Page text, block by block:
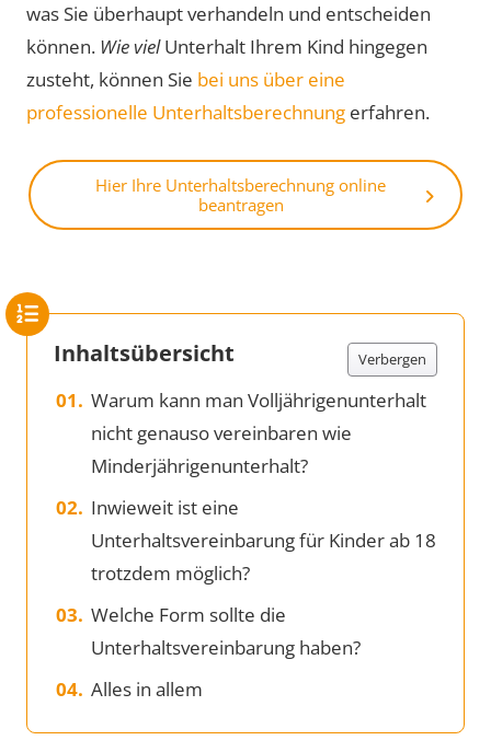
was Sie überhaupt verhandeln und entscheiden
können. Wie vielUnterhalt Ihrem Kind hingegen
zusteht, können Sie bei uns über eine
professionelle Unterhaltsberechnung erfahren.
Hier Ihre Unterhaltsberechnung online
beantragen
Inhaltsübersicht Verbergen
Warum kann man Volljährigenunterhalt
nicht genauso vereinbaren wie
Minderjährigenunterhalt?
Inwieweit ist eine
Unterhaltsvereinbarung für Kinder ab 18
trotzdem möglich?
Welche Form sollte die
Unterhaltsvereinbarung haben?
Alles in allem